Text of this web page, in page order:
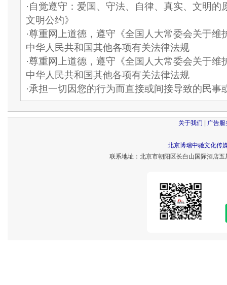
·自觉遵守：爱国、守法、自律、真实、文明的
文明公约》
·尊重网上道德，遵守《全国人大常委会关于维
中华人民共和国其他各项有关法律法规
·尊重网上道德，遵守《全国人大常委会关于维
中华人民共和国其他各项有关法律法规
·承担一切因您的行为而直接或间接导致的民事
关于我们 | 广告服
北京博瑞中驰文化传
联系地址：北京市朝阳区长白山国际酒店